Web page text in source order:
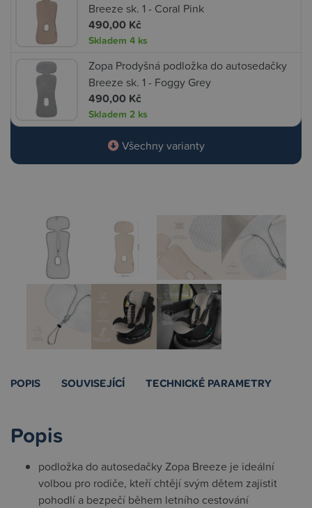
Breeze sk. 1 - Coral Pink
490,00 Kč
Skladem 4 ks
Zopa Prodyšná podložka do autosedačky
Breeze sk. 1 - Foggy Grey
490,00 Kč
Skladem 2 ks
Všechny varianty
POPIS SOUVISEJÍCÍ TECHNICKÉ PARAMETRY
Popis
podložka do autosedačky Zopa Breeze je ideální
volbou pro rodiče, kteří chtějí svým dětem zajistit
pohodlí a bezpečí během letního cestování